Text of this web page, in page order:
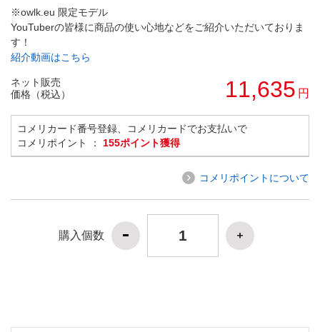
※owlk.eu 限定モデル
YouTuberの皆様に商品の使い心地などをご紹介いただいておりま
す！
紹介動画はこちら
ネット販売
価格（税込）
11,635 円
コメリカード番号登録、コメリカードでお支払いで
コメリポイント ： 155ポイント獲得
コメリポイントについて
購入個数